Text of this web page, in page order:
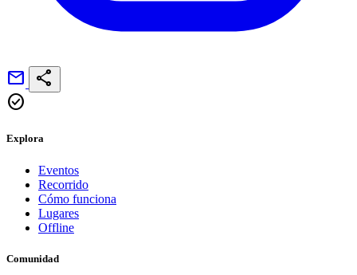
mail share
check_circle
Explora
Eventos
Recorrido
Cómo funciona
Lugares
Offline
Comunidad